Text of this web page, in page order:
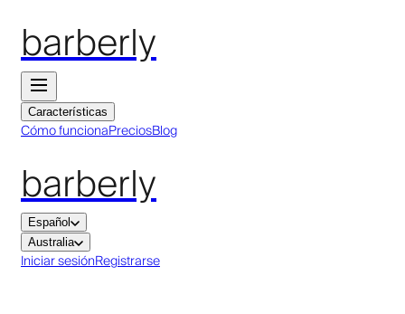
barberly
Características
Cómo funcionaPreciosBlog
barberly
Español
Australia
Iniciar sesiónRegistrarse